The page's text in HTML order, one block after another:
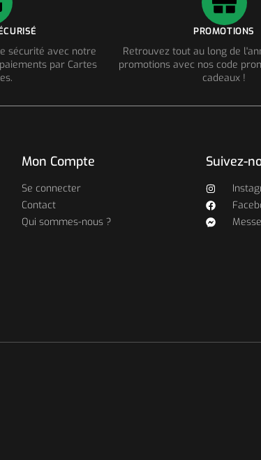
sécurité avec notre
par Cartes
PROMOTIONS
Retrouvez tout au long de
promotions avec nos code
cadeaux !
Mon Compte
Se connecter
Contact
Qui sommes-nous ?
Suivez-